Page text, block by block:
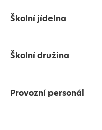
Školní jídelna
Školní družina
Provozní personál